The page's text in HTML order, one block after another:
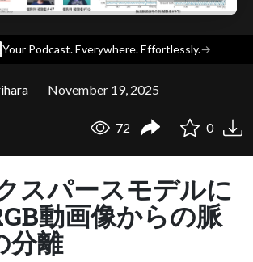
Your Podcast. Everywhere. Effortlessly.→
November 19, 2025
72 0
スパースモデルに
動画像からの脈
分離